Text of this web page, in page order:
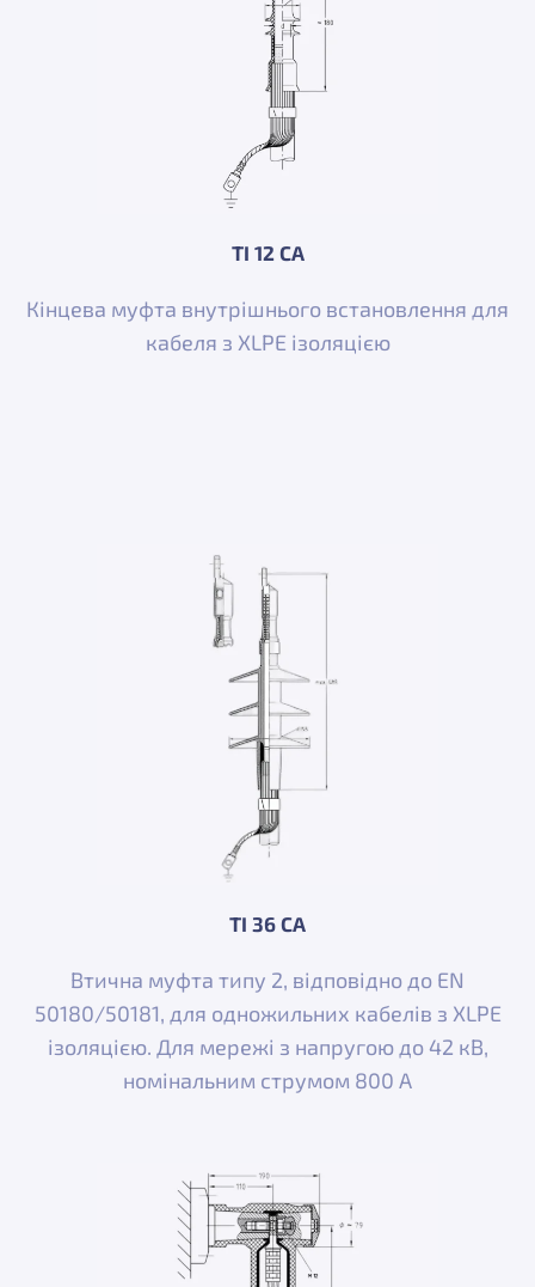
TI 12 CA
Кінцева муфта внутрішнього встановлення для
кабеля з XLPE ізоляцією
TI 36 CA
Втична муфта типу 2, відповідно до EN
50180/50181, для одножильних кабелів з XLPE
ізоляцією. Для мережі з напругою до 42 кВ,
номінальним струмом 800 A